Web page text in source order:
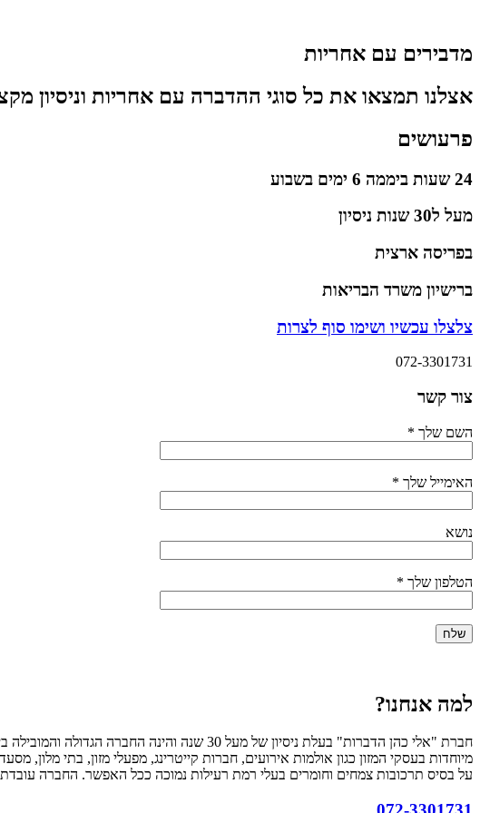
מדבירים עם אחריות
אצלנו תמצאו את כל סוגי ההדברה עם אחריות וניסיון מקצועי
פרעושים
24 שעות ביממה 6 ימים בשבוע
מעל ל30 שנות ניסיון
בפריסה ארצית
ברישיון משרד הבריאות
צלצלו עכשיו ושימו סוף לצרות
072-3301731
צור קשר
השם שלך *
האימייל שלך *
נושא
הטלפון שלך *
למה אנחנו?
חברת "אלי כהן הדברות" בעלת ניסיון של מעל
מיוחדות בעסקי המזון כגון אולמות אירועים, חברות קייטרינג, מפעלי מזון, בתי
על בסיס תרכובות צמחים וחומרים בעלי רמת רעילות נמוכה ככל האפשר. החברה